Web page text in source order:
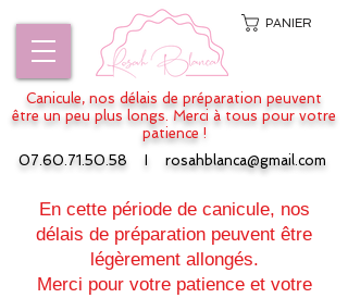
PANIER
Canicule, nos délais de préparation peuvent
être un peu plus longs. Merci à tous pour votre
patience !
07.60.71.50.58
rosahblanca@gmail.com
En cette période de canicule, nos
délais de préparation peuvent être
légèrement allongés.
Merci pour votre patience et votre